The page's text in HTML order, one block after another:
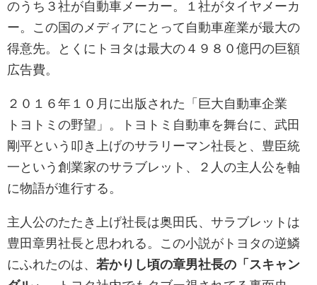
のうち３社が自動車メーカー。１社がタイヤメーカ
ー。この国のメディアにとって自動車産業が最大の
得意先。とくにトヨタは最大の４９８０億円の巨額
広告費。
２０１６年１０月に出版された「巨大自動車企業
トヨトミの野望」。トヨトミ自動車を舞台に、武田
剛平という叩き上げのサラリーマン社長と、豊臣統
一という創業家のサラブレット、２人の主人公を軸
に物語が進行する。
主人公のたたき上げ社長は奥田氏、サラブレットは
豊田章男社長と思われる。この小説がトヨタの逆鱗
にふれたのは、 若かりし頃の章男社長の「スキャン